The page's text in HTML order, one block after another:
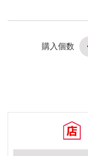
購入個数